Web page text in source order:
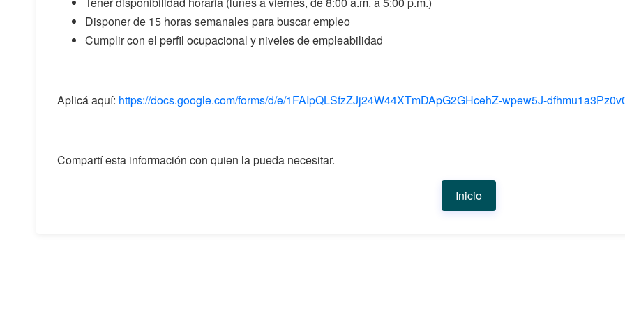
Disponer de 15 horas semanales para buscar empleo
Cumplir con el perfil ocupacional y niveles de empleabilidad
Aplicá aquí: https://docs.google.com/forms/d/e/1FAIpQLSfzZJj24W44XTmDApG2GHcehZ-wpew5J-
Compartí esta información con quien la pueda necesitar.
Inicio